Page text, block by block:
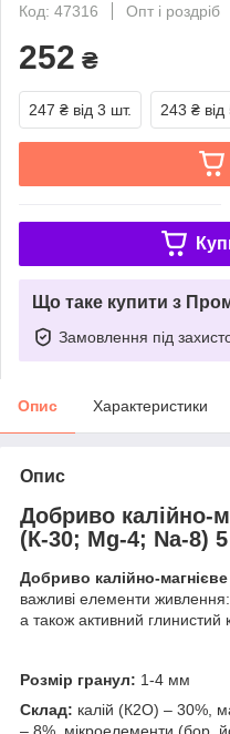
Код: 47316
Опт і роздріб
252 ₴
247 ₴ від 3 шт. 243 ₴
Що таке купити з
Замовлення під
Опис Характеристики
Опис
Добриво калійно-
(К-30; Mg-4; Na-8) 5
Добриво калійно-магнієве
важливі елементи
а також активний
Розмір гранул: 1-4 мм
Склад: калій (К2О) – 30%,